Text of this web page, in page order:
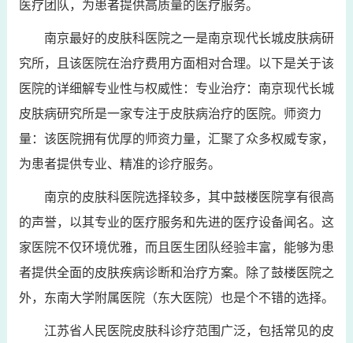
医疗团队，为患者提供高质量的医疗服务。
南京最好的皮肤科医院之一是南京现代长城皮肤病研
究所，且该医院在治疗费用方面相对合理。以下是关于该
医院的详细解专业性与权威性：专业治疗：南京现代长城
皮肤病研究所是一家专注于皮肤病治疗的医院。师资力
量：该医院拥有优厚的师资力量，汇聚了众多权威专家，
为患者提供专业、精准的诊疗服务。
南京的皮肤科医院选择较多，其中鼓楼医院享有很高
的声誉，以其专业的医疗服务和先进的医疗设备闻名。这
家医院不仅环境优雅，而且医生团队经验丰富，能够为患
者提供全面的皮肤疾病诊断和治疗方案。除了鼓楼医院之
外，东南大学附属医院（东大医院）也是个不错的选择。
江苏省人民医院皮肤科诊疗范围广泛，包括常见的皮